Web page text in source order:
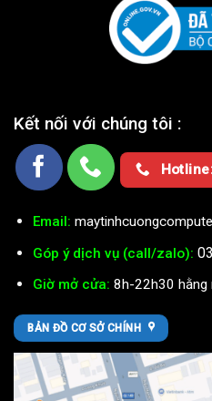
Kết nối với chúng tôi :
Email:
Góp ý dịch vụ (call/zalo):
Giờ mở cửa: 8h-22h30 hằng
BẢN ĐỒ CƠ SỞ CHÍNH